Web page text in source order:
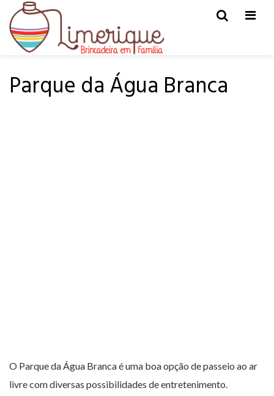
HOME PARA PASSEAR
Parque da Água Branca
O Parque da Água Branca é uma boa opção de passeio ao ar
livre com diversas possibilidades de entretenimento.